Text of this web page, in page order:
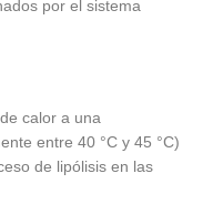
por el sistema
calor a una
entre 40 °C y 45 °C)
de lipólisis en las